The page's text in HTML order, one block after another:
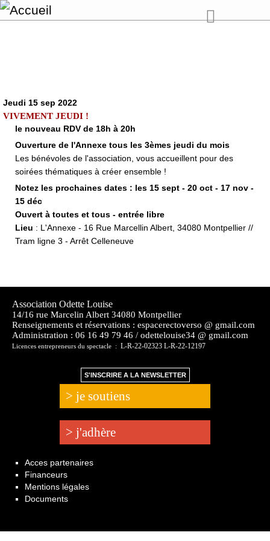
Jeudi 15 sep 2022
VIVEMENT JEUDI !
le nouveau RDV de 18h à 20h
Ouverture de l'Annexe tous les 3èmes jeudi du mois
Les bénévoles de l'association, vous accueillent pour des
soirées thématiques à créer ensemble !
Notez les prochaines dates : les 15 sept - 20 oct - 17 nov -
15 déc
Ouvert à toutes et tous - entrée libre
Lieu : L'Annexe - 16 Rue Marcellin Albert, 34080 Montpellier //
Tram ligne 3 - Arrêt Celleneuve
Association Odette Louise
14/16 rue Marcelin Albert 34080 Montpellier
Renseignements et réservations : espacerectoverso @ gmail.com
Administration : 06 16 49 79 46 / odettelouise34 @ gmail.com
Licences entrepreneurs du spectacle : L-R-22-02323 L-R-22-12197
S'INSCRIRE A LA NEWSLETTER
> je soutiens
> j'adhère
Acces partenaires
Financeurs
Mentions légales
Documents